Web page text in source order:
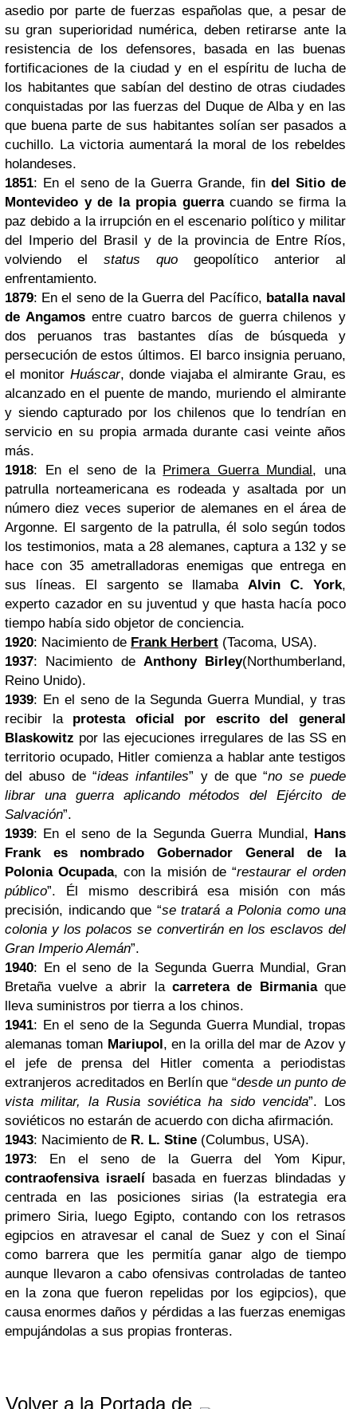
asedio por parte de fuerzas españolas que, a pesar de
su gran superioridad numérica, deben retirarse ante la
resistencia de los defensores, basada en las buenas
fortificaciones de la ciudad y en el espíritu de lucha de
los habitantes que sabían del destino de otras ciudades
conquistadas por las fuerzas del Duque de Alba y en las
que buena parte de sus habitantes solían ser pasados a
cuchillo. La victoria aumentará la moral de los rebeldes
holandeses.
1851: En el seno de la Guerra Grande, fin del Sitio de
Montevideo y de la propia guerracuando se firma la
paz debido a la irrupción en el escenario político y militar
del Imperio del Brasil y de la provincia de Entre Ríos,
volviendo el status quo geopolítico anterior al
enfrentamiento.
1879: En el seno de la Guerra del Pacífico, batalla naval
de Angamosentre cuatro barcos de guerra chilenos y
dos peruanos tras bastantes días de búsqueda y
persecución de estos últimos. El barco insignia peruano,
el monitor Huáscar, donde viajaba el almirante Grau, es
alcanzado en el puente de mando, muriendo el almirante
y siendo capturado por los chilenos que lo tendrían en
servicio en su propia armada durante casi veinte años
más.
1918: En el seno de la Primera Guerra Mundial, una
patrulla norteamericana es rodeada y asaltada por un
número diez veces superior de alemanes en el área de
Argonne. El sargento de la patrulla, él solo según todos
los testimonios, mata a 28 alemanes, captura a 132 y se
hace con 35 ametralladoras enemigas que entrega en
sus líneas. El sargento se llamaba Alvin C. York,
experto cazador en su juventud y que hasta hacía poco
tiempo había sido objetor de conciencia.
1920: Nacimiento de Frank Herbert (Tacoma, USA).
1937: Nacimiento de Anthony Birley(Northumberland,
Reino Unido).
1939: En el seno de la Segunda Guerra Mundial, y tras
recibir la protesta oficial por escrito del general
Blaskowitz por las ejecuciones irregulares de las SS en
territorio ocupado, Hitler comienza a hablar ante testigos
del abuso de “ideas infantiles” y de que “no se puede
librar una guerra aplicando métodos del Ejército de
Salvación”.
1939: En el seno de la Segunda Guerra Mundial, Hans
Frank es nombrado Gobernador General de la
Polonia Ocupada, con la misión de “restaurar el orden
público”. Él mismo describirá esa misión con más
precisión, indicando que “se tratará a Polonia como una
colonia y los polacos se convertirán en los esclavos del
Gran Imperio Alemán”.
1940: En el seno de la Segunda Guerra Mundial, Gran
Bretaña vuelve a abrir la carretera de Birmaniaque
lleva suministros por tierra a los chinos.
1941: En el seno de la Segunda Guerra Mundial, tropas
alemanas toman Mariupol, en la orilla del mar de Azov y
el jefe de prensa del Hitler comenta a periodistas
extranjeros acreditados en Berlín que “desde un punto de
vista militar, la Rusia soviética ha sido vencida”. Los
soviéticos no estarán de acuerdo con dicha afirmación.
1943: Nacimiento de R. L. Stine (Columbus, USA).
1973: En el seno de la Guerra del Yom Kipur,
contraofensiva israelíbasada en fuerzas blindadas y
centrada en las posiciones sirias (la estrategia era
primero Siria, luego Egipto, contando con los retrasos
egipcios en atravesar el canal de Suez y con el Sinaí
como barrera que les permitía ganar algo de tiempo
aunque llevaron a cabo ofensivas controladas de tanteo
en la zona que fueron repelidas por los egipcios), que
causa enormes daños y pérdidas a las fuerzas enemigas
empujándolas a sus propias fronteras.
Volver a la Portada de